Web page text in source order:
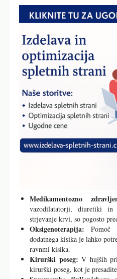
Medikamentozno
vazodilatatorji, diuretiki in
strjevanje krvi, so pogosto
Oksigenoterapija: Pomoč
dodatnega kisika je lahko
ravnmi kisika.
Kirurški poseg: V hujših
kirurški poseg, kot je